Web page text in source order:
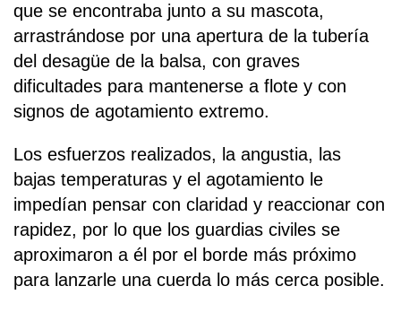
que se encontraba junto a su mascota,
arrastrándose por una apertura de la tubería
del desagüe de la balsa, con graves
dificultades para mantenerse a flote y con
signos de agotamiento extremo.
Los esfuerzos realizados, la angustia, las
bajas temperaturas y el agotamiento le
impedían pensar con claridad y reaccionar con
rapidez, por lo que los guardias civiles se
aproximaron a él por el borde más próximo
para lanzarle una cuerda lo más cerca posible.